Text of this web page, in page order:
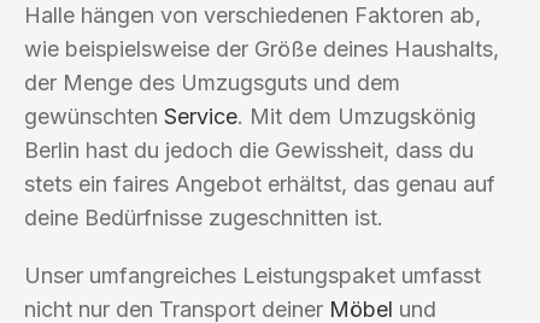
Halle hängen von verschiedenen Faktoren ab,
wie beispielsweise der Größe deines Haushalts,
der Menge des Umzugsguts und dem
gewünschten Service. Mit dem Umzugskönig
Berlin hast du jedoch die Gewissheit, dass du
stets ein faires Angebot erhältst, das genau auf
deine Bedürfnisse zugeschnitten ist.
Unser umfangreiches Leistungspaket umfasst
nicht nur den Transport deiner Möbel und